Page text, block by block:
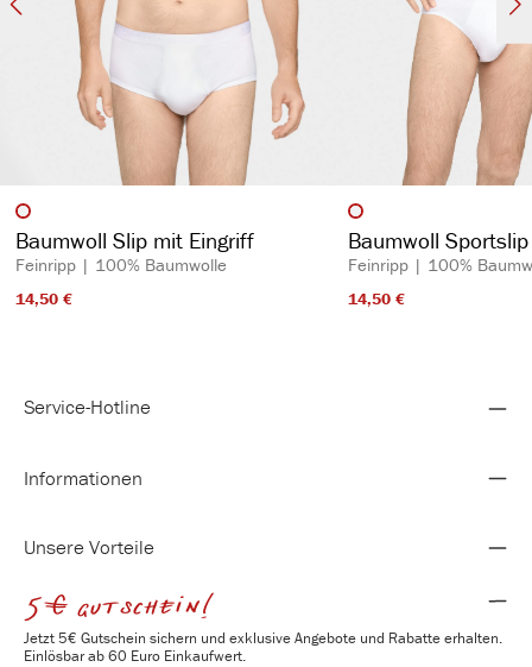
Artikelfarbe
Baumwoll Slip mit Eingriff
Feinripp | 100% Baumwolle
14,50 €​
Artikelfarbe
Baumwoll
Feinripp | 100%
14,50 €​
Service-Hotline
Informationen
Unsere Vorteile
5€ gutschein!
Jetzt 5€ Gutschein sichern und exklusive Angebote und Rabatte erhalten.
Einlösbar ab 60 Euro Einkaufwert.